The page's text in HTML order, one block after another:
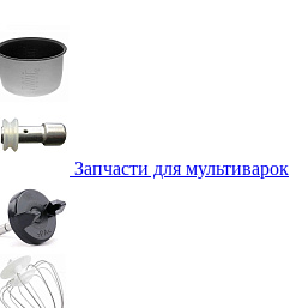
Запчасти для мультиварок